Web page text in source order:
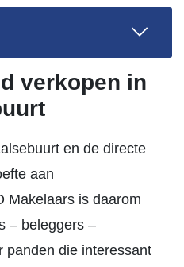
verkopen in
en de directe
aan
Makelaars is daarom
– beleggers –
panden die interessant